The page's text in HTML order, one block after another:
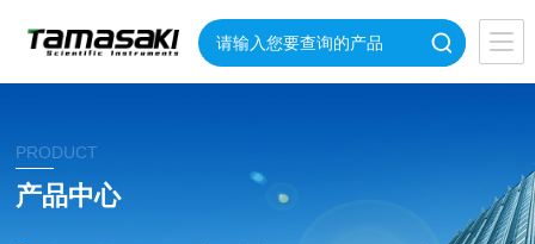
PRODUCT
产品中心